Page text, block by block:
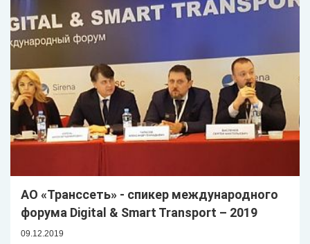
АО «Транссеть» - спикер международного
форума Digital & Smart Transport – 2019
09.12.2019